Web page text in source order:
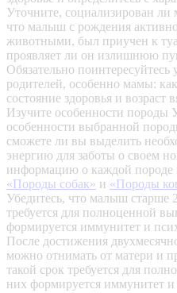
Уточните, социализирован ли
что малыш с рождения
животными, был приучен к
проявляет ли он излишнюю
Обязательно поинтересуйтесь
родителей, особенно мамы:
состояние здоровья и возраст
Изучите особенности породы
особенности выбранной
сможете ли вы выделить
энергию для заботы о своем
информацию о каждой породе
«Породы собак» и «Породы
Убедитесь, что малыш старше
требуется для полноценной
формируется иммунитет и
После достижения
можно отнимать от матери и
такой срок требуется для
них формируется иммунитет и